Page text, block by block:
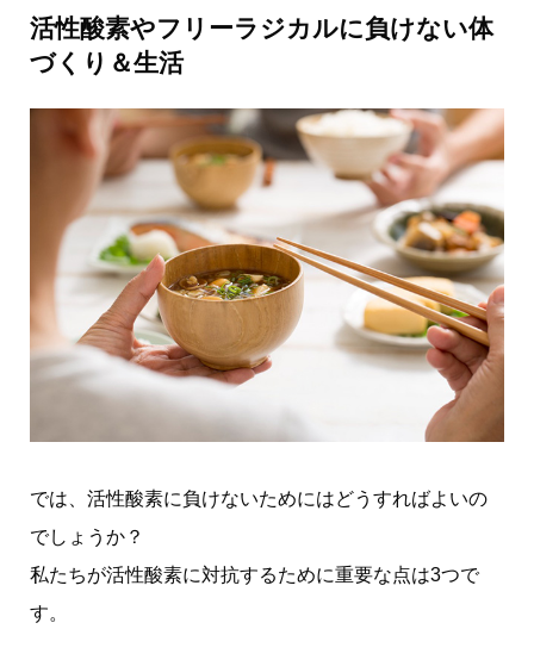
活性酸素やフリーラジカルに負けない体
づくり＆生活
では、活性酸素に負けないためにはどうすればよいの
でしょうか？
私たちが活性酸素に対抗するために重要な点は3つで
す。